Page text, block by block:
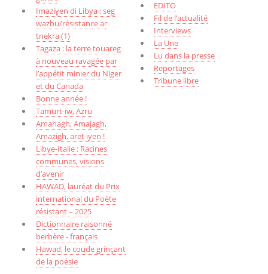
Imaziɣen di Libya : seg
wazbu/résistance ar
tnekra (1)
Tagaza : la terre touareg
à nouveau ravagée par
l’appétit minier du Niger
et du Canada
Bonne année !
Tamurt-iw, Aẓru
Amahagh, Amajagh,
Amazigh, aret iyen !
Libye-Italie : Racines
communes, visions
d’avenir
HAWAD, lauréat du Prix
international du Poète
résistant – 2025
Dictionnaire raisonné
berbère - français
Hawad, le coude grinçant
de la poésie
EDITO
Fil de l’actualité
Interviews
La Une
Lu dans la presse
Reportages
Tribune libre